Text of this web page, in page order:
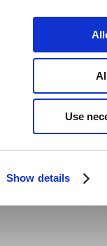
Show details
Use
Barudstyr